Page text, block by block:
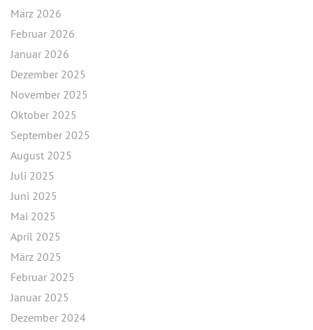
März 2026
Februar 2026
Januar 2026
Dezember 2025
November 2025
Oktober 2025
September 2025
August 2025
Juli 2025
Juni 2025
Mai 2025
April 2025
März 2025
Februar 2025
Januar 2025
Dezember 2024